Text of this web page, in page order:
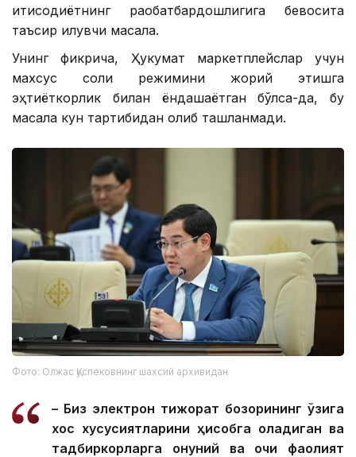
иқтисодиётнинг рақобатбардошлигига бевосита
таъсир қилувчи масала.
Унинг фикрича, Ҳукумат маркетплейслар учун
махсус солиқ режимини жорий этишга
эҳтиёткорлик билан ёндашаётган бўлса-да, бу
масала кун тартибидан олиб ташланмади.
Фото: Олжас Қуспековнинг шахсий архивидан
– Биз электрон тижорат бозорининг ўзига
хос хусусиятларини ҳисобга оладиган ва
тадбиркорларга қонуний ва очиқ фаолият